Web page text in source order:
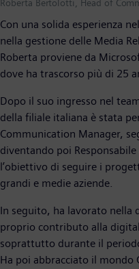
Roberta Bertolotti, Head of
Con una solida esperienza
nella gestione delle Media
Roberta proviene da
dove ha trascorso più di 25
Dopo il suo ingresso nel
della filiale italiana è stata
Communication Manager,
diventando poi
l’obiettivo di seguire i
grandi e medie aziende.
In seguito, ha lavorato nella
proprio contributo alla
soprattutto durante il
Ha poi abbracciato il mondo